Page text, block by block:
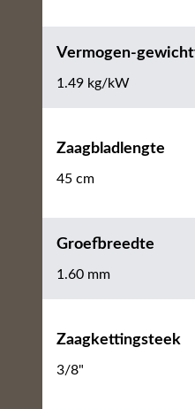
Vermogen-
1.49 kg/kW
Zaagbladlengte
45 cm
Groefbreedte
1.60 mm
Zaagkettingsteek
3/8"